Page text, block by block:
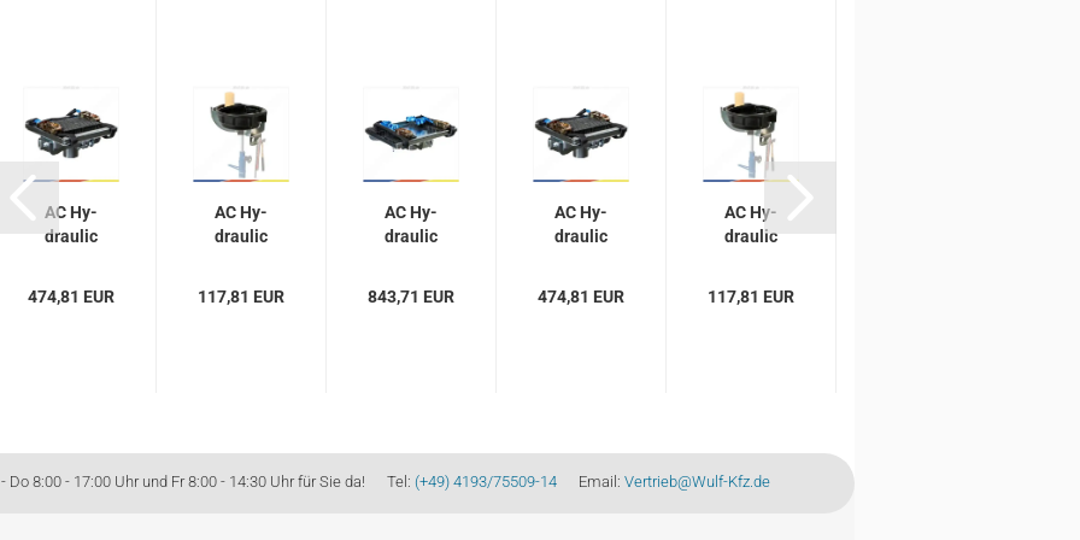
AC Hy­
drau­lic
te AS1
474,81 EUR
AC Hy­
drau­lic
te­rung
117,81 EUR
AC Hy­
drau­lic
te AS3
843,71 EUR
AC Hy­
drau­lic
te AS1
474,81 EUR
AC Hy­
drau­lic
te­rung
117,81 EUR
8:00 - 17:00 Uhr und Fr 8:00 - 14:30 Uhr für Sie da! Tel: (+49) 4193/75509-14 Email: Vertrieb@Wulf-Kfz.de